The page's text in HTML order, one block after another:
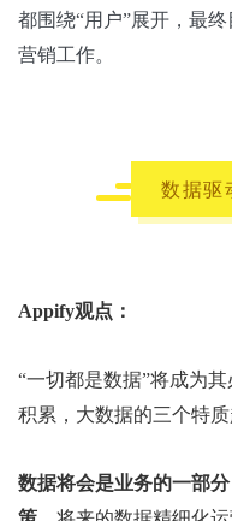
都围绕“用户”展开，最
营销工作。
数据驱
Appify观点：
“一切都是数据”将成为
积累，大数据的三个特
数据将会是业务的一部